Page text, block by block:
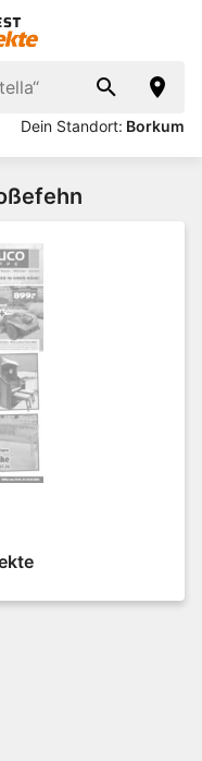
Dein Standort: Borkum